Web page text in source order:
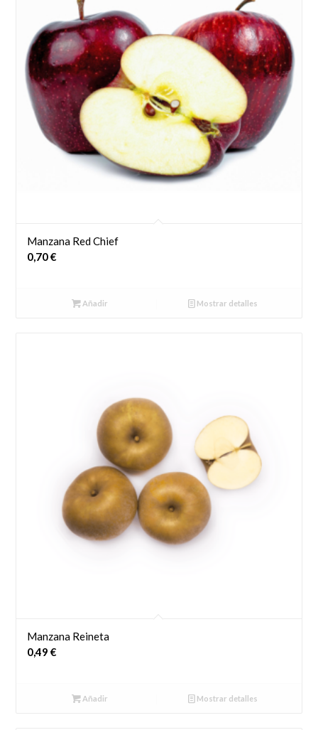
Manzana Red Chief
0,70€
Añadir Mostrar detalles
Manzana Reineta
0,49€
Añadir Mostrar detalles